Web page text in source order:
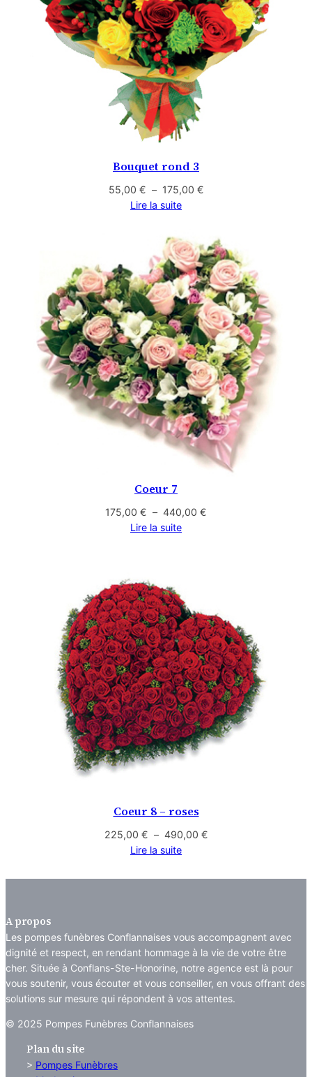
Bouquet rond 3
55,00 € – 175,00 €Plage
à
175,00 €
Lire la suite
Coeur 7
175,00 € – 440,00 €
Lire la suite
Coeur 8 – roses
225,00 € – 490,00 €Plage
225,00 €
Lire la suite
A propos
Les pompes funèbres Conflannaises vous accompagnent avec
dignité et respect, en rendant hommage à la vie de votre être
cher. Située à Conflans-Ste-Honorine, notre agence est là pour
vous soutenir, vous écouter et vous conseiller, en vous offrant des
solutions sur mesure qui répondent à vos attentes.
© 2025 Pompes Funèbres Conflannaises
Plan du site
> Pompes Funèbres